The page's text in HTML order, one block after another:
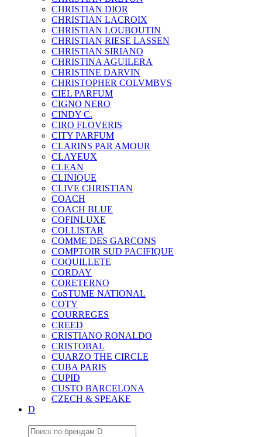
CHRISTIAN DIOR
CHRISTIAN LACROIX
CHRISTIAN LOUBOUTIN
CHRISTIAN RIESE LASSEN
CHRISTIAN SIRIANO
CHRISTINA AGUILERA
CHRISTINE DARVIN
CHRISTOPHER COLVMBVS
CIEL PARFUM
CIGNO NERO
CINDY C.
CIRO FLOVERIS
CITY PARFUM
CLARINS PAR AMOUR
CLAYEUX
CLEAN
CLINIQUE
CLIVE CHRISTIAN
COACH
COACH BLUE
COFINLUXE
COLLISTAR
COMME DES GARCONS
COMPTOIR SUD PACIFIQUE
COQUILLETE
CORDAY
CORETERNO
CoSTUME NATIONAL
COTY
COURREGES
CREED
CRISTIANO RONALDO
CRISTOBAL
CUARZO THE CIRCLE
CUBA PARIS
CUPID
CUSTO BARCELONA
CZECH & SPEAKE
D